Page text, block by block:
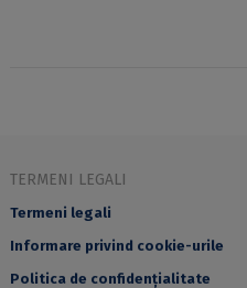
TERMENI LEGALI
Termeni legali
Informare privind cookie-urile
Politica de confidențialitate